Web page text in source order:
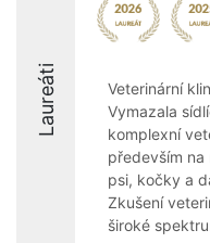
Laureáti
Veterinární
Vymazala
komplexní
především na
psi, kočky a
Zkušení
široké